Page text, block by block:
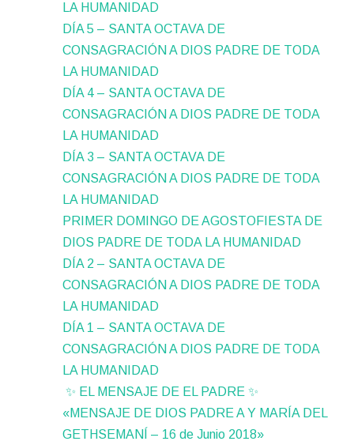
LA HUMANIDAD
DÍA 5 – SANTA OCTAVA DE
CONSAGRACIÓN A DIOS PADRE DE TODA
LA HUMANIDAD
DÍA 4 – SANTA OCTAVA DE
CONSAGRACIÓN A DIOS PADRE DE TODA
LA HUMANIDAD
DÍA 3 – SANTA OCTAVA DE
CONSAGRACIÓN A DIOS PADRE DE TODA
LA HUMANIDAD
PRIMER DOMINGO DE AGOSTOFIESTA DE
DIOS PADRE DE TODA LA HUMANIDAD
DÍA 2 – SANTA OCTAVA DE
CONSAGRACIÓN A DIOS PADRE DE TODA
LA HUMANIDAD
DÍA 1 – SANTA OCTAVA DE
CONSAGRACIÓN A DIOS PADRE DE TODA
LA HUMANIDAD
✨ EL MENSAJE DE EL PADRE ✨
«MENSAJE DE DIOS PADRE A Y MARÍA DEL
GETHSEMANÍ – 16 de Junio 2018»